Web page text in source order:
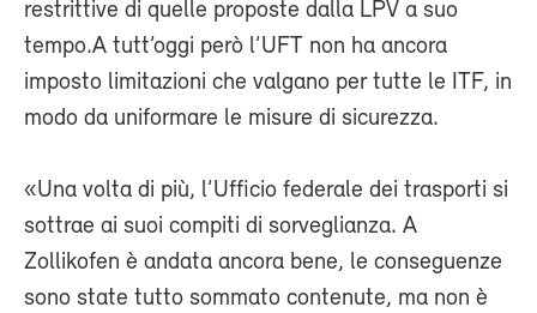
restrittive di quelle proposte dalla LPV a suo
tempo.A tutt’oggi però l’UFT non ha ancora
imposto limitazioni che valgano per tutte le ITF, in
modo da uniformare le misure di sicurezza.
«Una volta di più, l’Ufficio federale dei trasporti si
sottrae ai suoi compiti di sorveglianza. A
Zollikofen è andata ancora bene, le conseguenze
sono state tutto sommato contenute, ma non è